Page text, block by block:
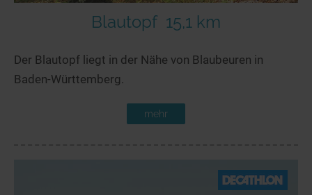
Blautopf 15,1 km
Der Blautopf liegt in der Nähe von Blaubeuren in
Baden-Württemberg.
mehr